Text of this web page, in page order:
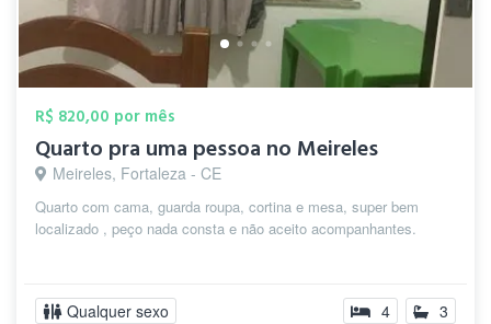
R$ 820,00 por mês
Quarto pra uma pessoa no Meireles
Meireles, Fortaleza - CE
Quarto com cama, guarda roupa, cortina e mesa, super bem
localizado , peço nada consta e não aceito acompanhantes.
Qualquer sexo 4 3